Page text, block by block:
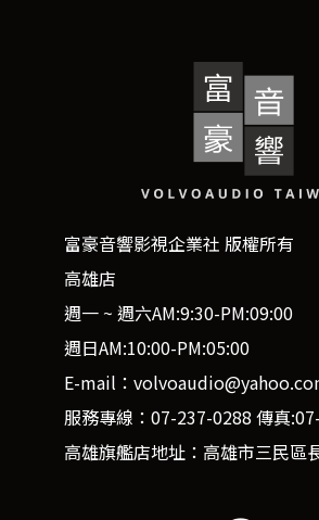
富豪音響影視企業社 版權所有
高雄店
週一 ~ 週六AM:9:30-PM:09:00
週日AM:10:00-PM:05:00
E-mail：
服務專線：07-237-0288 傳真
高雄旗艦店地址：高雄市三民區